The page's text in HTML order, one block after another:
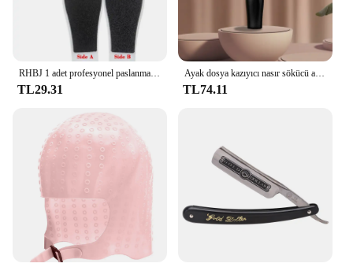
RHBJ 1 adet profesyonel paslanmaz çelik nasır sökücü el ayak dosya kazıyıcı pedikür araçları topuklu ayak bakımı için ölü cilt kaldırmak
TL29.31
Ayak dosya kazıyıcı nasır sökücü ayak profesyonel çelik pedikür araçları ayak mısır kaldırma ölü cilt sökücü ayak bakımı
TL74.11